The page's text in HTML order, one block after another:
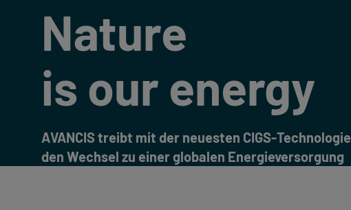
Nature
is our energy
AVANCIS treibt mit der neuesten CIGS-Technologie
den Wechsel zu einer globalen Energieversorgung